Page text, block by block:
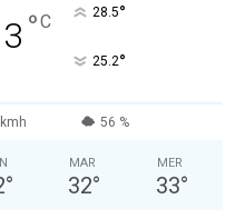
°C 28.5°
25.2°
56 %
°
MAR
32°
MER
33°